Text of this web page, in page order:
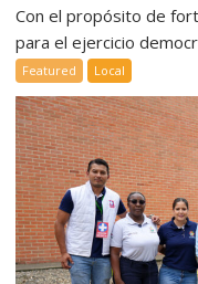
Con el propósito de
para el ejercicio
Featured Local